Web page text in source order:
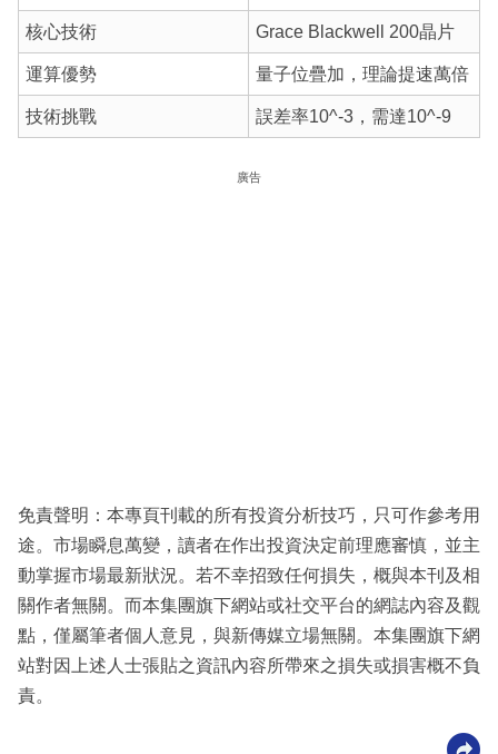
核心技術 Grace Blackwell 200晶片
運算優勢 量子位疊加，理論提速萬倍
技術挑戰 誤差率10^-3，需達10^-9
廣告
免責聲明：本專頁刊載的所有投資分析技巧，只可作參考用
途。市場瞬息萬變，讀者在作出投資決定前理應審慎，並主
動掌握市場最新狀況。若不幸招致任何損失，概與本刊及相
關作者無關。而本集團旗下網站或社交平台的網誌內容及觀
點，僅屬筆者個人意見，與新傳媒立場無關。本集團旗下網
站對因上述人士張貼之資訊內容所帶來之損失或損害概不負
責。